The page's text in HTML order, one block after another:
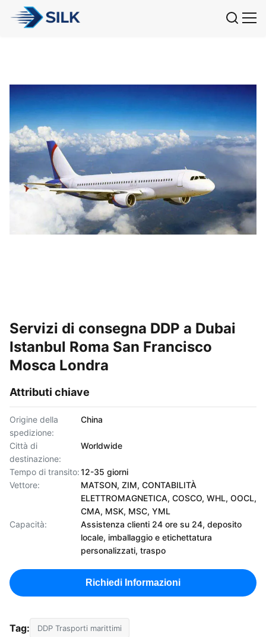
Servizi di consegna DDP a Dubai
Istanbul Roma San Francisco
Mosca Londra
Attributi chiave
Origine della
spedizione:
China
Città di
destinazione:
Worldwide
Tempo di transito:12-35 giorni
Vettore:
MATSON, ZIM, CONTABILITÀ
ELETTROMAGNETICA, COSCO, WHL, OOCL,
CMA, MSK, MSC, YML
Capacità:
Assistenza clienti 24 ore su 24, deposito
locale, imballaggio e etichettatura
personalizzati, traspo
Richiedi Informazioni
Tag: DDP Trasporti marittimi